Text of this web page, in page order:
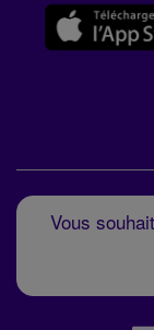
Vous